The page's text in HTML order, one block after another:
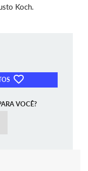
Koch.
VOCÊ?